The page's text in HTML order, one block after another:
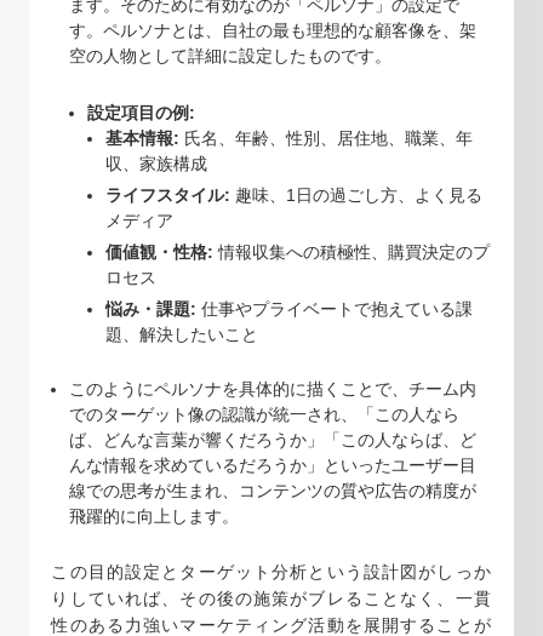
ます。そのために有効なのが「ペルソナ」の設定で
す。ペルソナとは、自社の最も理想的な顧客像を、架
空の人物として詳細に設定したものです。
設定項目の例:
基本情報: 氏名、年齢、性別、居住地、職業、年
収、家族構成
ライフスタイル: 趣味、1日の過ごし方、よく見る
メディア
価値観・性格: 情報収集への積極性、購買決定のプ
ロセス
悩み・課題: 仕事やプライベートで抱えている課
題、解決したいこと
このようにペルソナを具体的に描くことで、チーム内
でのターゲット像の認識が統一され、「この人なら
ば、どんな言葉が響くだろうか」「この人ならば、ど
んな情報を求めているだろうか」といったユーザー目
線での思考が生まれ、コンテンツの質や広告の精度が
飛躍的に向上します。
この目的設定とターゲット分析という設計図がしっか
りしていれば、その後の施策がブレることなく、一貫
性のある力強いマーケティング活動を展開することが